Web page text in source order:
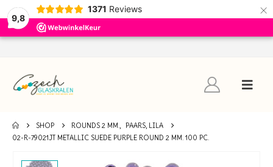
9,8
1371 Reviews ×
SHOP ROUNDS 2 MM., PAARS, LILA
02-R-79021JT METALLIC SUEDE PURPLE ROUND 2 MM. 100 PC.